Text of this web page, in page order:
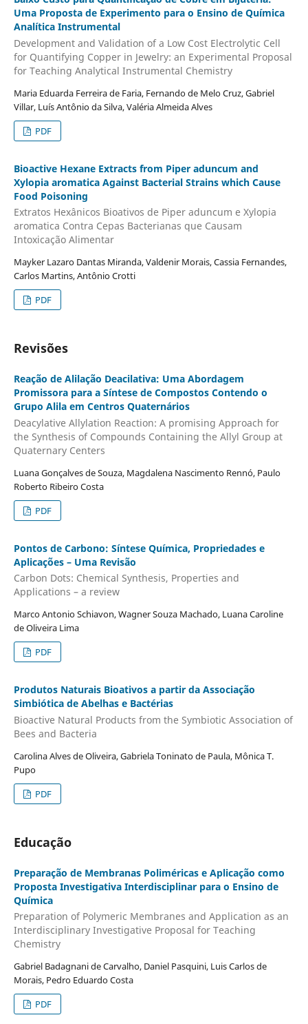
Uma Proposta de Experimento para o Ensino de Química
Analítica Instrumental
Development and Validation of a Low Cost Electrolytic Cell
for Quantifying Copper in Jewelry: an Experimental Proposal
for Teaching Analytical Instrumental Chemistry
Maria Eduarda Ferreira de Faria, Fernando de Melo Cruz, Gabriel
Villar, Luís Antônio da Silva, Valéria Almeida Alves
PDF
Bioactive Hexane Extracts from Piper aduncum and
Xylopia aromatica Against Bacterial Strains which Cause
Food Poisoning
Extratos Hexânicos Bioativos de Piper aduncum e Xylopia
aromatica Contra Cepas Bacterianas que Causam
Intoxicação Alimentar
Mayker Lazaro Dantas Miranda, Valdenir Morais, Cassia Fernandes,
Carlos Martins, Antônio Crotti
PDF
Revisões
Reação de Alilação Deacilativa: Uma Abordagem
Promissora para a Síntese de Compostos Contendo o
Grupo Alila em Centros Quaternários
Deacylative Allylation Reaction: A promising Approach for
the Synthesis of Compounds Containing the Allyl Group at
Quaternary Centers
Luana Gonçalves de Souza, Magdalena Nascimento Rennó, Paulo
Roberto Ribeiro Costa
PDF
Pontos de Carbono: Síntese Química, Propriedades e
Aplicações – Uma Revisão
Carbon Dots: Chemical Synthesis, Properties and
Applications – a review
Marco Antonio Schiavon, Wagner Souza Machado, Luana Caroline
de Oliveira Lima
PDF
Produtos Naturais Bioativos a partir da Associação
Simbiótica de Abelhas e Bactérias
Bioactive Natural Products from the Symbiotic Association of
Bees and Bacteria
Carolina Alves de Oliveira, Gabriela Toninato de Paula, Mônica T.
Pupo
PDF
Educação
Preparação de Membranas Poliméricas e Aplicação como
Proposta Investigativa Interdisciplinar para o Ensino de
Química
Preparation of Polymeric Membranes and Application as an
Interdisciplinary Investigative Proposal for Teaching
Chemistry
Gabriel Badagnani de Carvalho, Daniel Pasquini, Luis Carlos de
Morais, Pedro Eduardo Costa
PDF